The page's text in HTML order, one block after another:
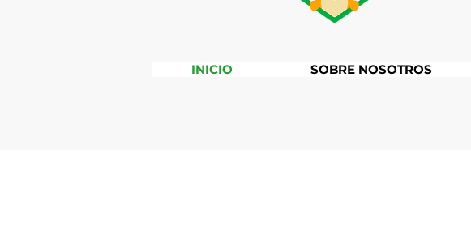
INICIO SOBRE NOSOTROS